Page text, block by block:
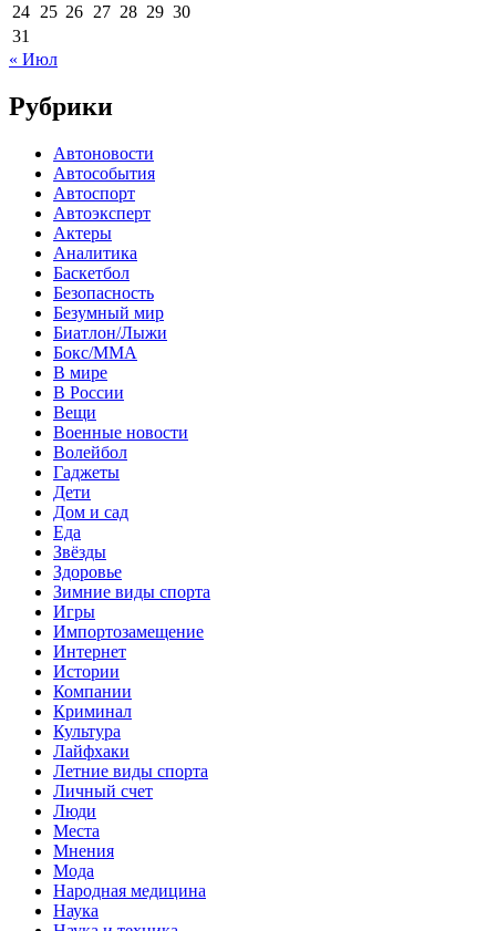
24 25 26 27 28 29 30
31
« Июл
Рубрики
Автоновости
Автособытия
Автоспорт
Автоэксперт
Актеры
Аналитика
Баскетбол
Безопасность
Безумный мир
Биатлон/Лыжи
Бокс/MMA
В мире
В России
Вещи
Военные новости
Волейбол
Гаджеты
Дети
Дом и сад
Еда
Звёзды
Здоровье
Зимние виды спорта
Игры
Импортозамещение
Интернет
Истории
Компании
Криминал
Культура
Лайфхаки
Летние виды спорта
Личный счет
Люди
Места
Мнения
Мода
Народная медицина
Наука